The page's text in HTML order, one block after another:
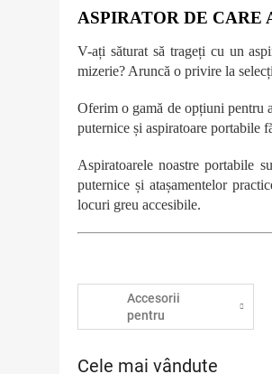
ASPIRATOR DE CARE
V-ați săturat să trageți cu un
mizerie? Aruncă o privire la
Oferim o gamă de opțiuni pentru
puternice și aspiratoare portabile
Aspiratoarele noastre portabile
puternice și atașamentelor
locuri greu accesibile.
Accesorii
pentru
aspiratoare
Cele mai vândute